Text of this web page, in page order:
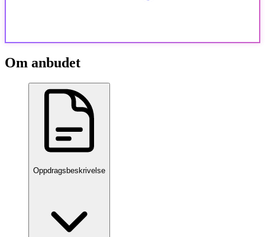
Om anbudet
Oppdragsbeskrivelse